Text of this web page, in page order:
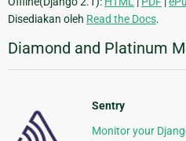
Disediakan oleh Read the Docs.
Diamond and Platinum
Sentry
Monitor your